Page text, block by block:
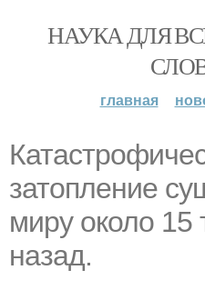
НАУКА ДЛЯ
главная
затопление
миру около 15
назад.